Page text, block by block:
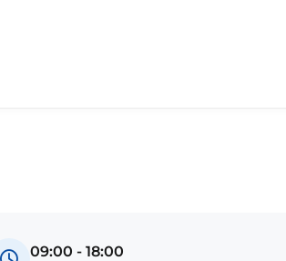
09:00 - 18:00